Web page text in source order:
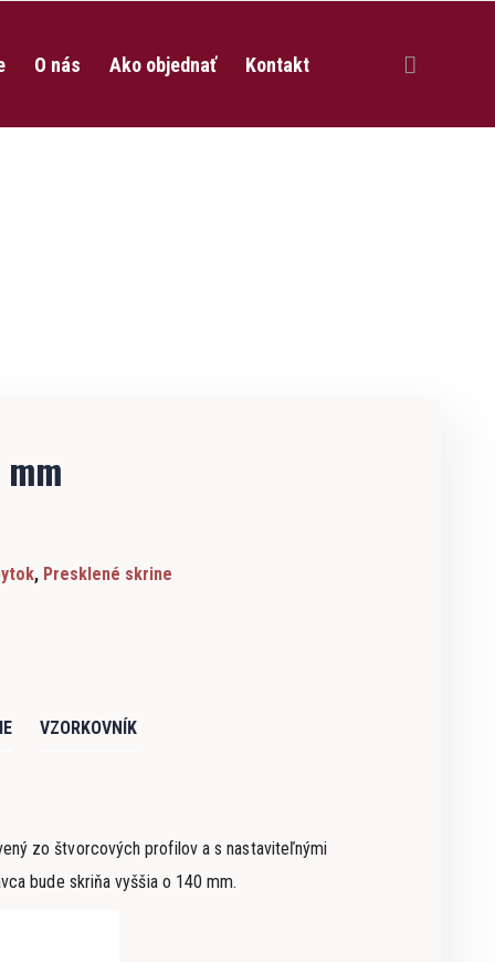
O nás Ako objednať Kontakt
, Presklené skrine
VZORKOVNÍK
zo štvorcových profilov a s nastaviteľnými
bude skriňa vyššia o 140 mm.